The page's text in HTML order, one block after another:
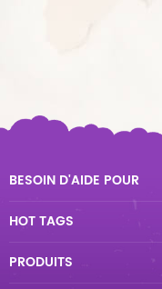
BESOIN D'AIDE POUR
HOT TAGS
PRODUITS